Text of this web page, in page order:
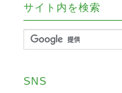
サイト内を検索
SNS